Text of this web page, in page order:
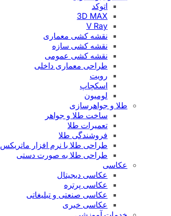
اتوکد
3D MAX
V Ray
نقشه کشی معماری
نقشه کشی سازه
نقشه کشی عمومی
طراحی معماری داخلی
رویت
اسکچاپ
لومیون
طلا و جواهرسازی
ساخت طلا و جواهر
تعمیرات طلا
فروشندگی طلا
طراحی طلا با نرم افزار ماتریکس
طراحی طلا به صورت دستی
عکاسی
عکاسی دیجیتال
عکاسی پرتره
عکاسی صنعتی و تبلیغاتی
عکاسی خبری